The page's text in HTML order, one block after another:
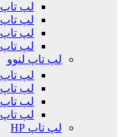
لپ تاپ VivoBook
لپ تاپ ZenBook
لپ تاپ ROG
لپ تاپ TUF
لپ تاپ لنوو
لپ تاپ Legion
لپ تاپ LOQ
لپ تاپ IdeaPad
لپ تاپ ThinkBook
لپ تاپ HP